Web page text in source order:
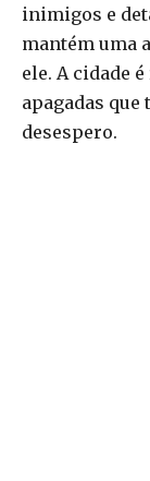
inimigos e
mantém uma
ele. A cidade
apagadas
desespero.